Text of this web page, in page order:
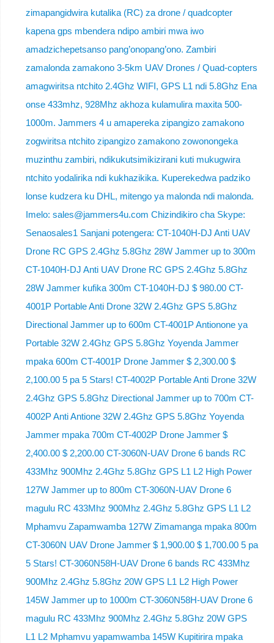
zimapangidwira kutalika (RC) za drone / quadcopter
kapena gps mbendera ndipo ambiri mwa iwo
amadzichepetsanso pang’onopang’ono. Zambiri
zamalonda zamakono 3-5km UAV Drones / Quad-copters
amagwiritsa ntchito 2.4Ghz WIFI, GPS L1 ndi 5.8Ghz Ena
onse 433mhz, 928Mhz akhoza kulamulira maxita 500-
1000m. Jammers 4 u amapereka zipangizo zamakono
zogwiritsa ntchito zipangizo zamakono zowonongeka
muzinthu zambiri, ndikukutsimikizirani kuti mukugwira
ntchito yodalirika ndi kukhazikika. Kuperekedwa padziko
lonse kudzera ku DHL, mitengo ya malonda ndi malonda.
Imelo: sales@jammers4u.com Chizindikiro cha Skype:
Senaosales1 Sanjani potengera: CT-1040H-DJ Anti UAV
Drone RC GPS 2.4Ghz 5.8Ghz 28W Jammer up to 300m
CT-1040H-DJ Anti UAV Drone RC GPS 2.4Ghz 5.8Ghz
28W Jammer kufika 300m CT-1040H-DJ $ 980.00 CT-
4001P Portable Anti Drone 32W 2.4Ghz GPS 5.8Ghz
Directional Jammer up to 600m CT-4001P Antionone ya
Portable 32W 2.4Ghz GPS 5.8Ghz Yoyenda Jammer
mpaka 600m CT-4001P Drone Jammer $ 2,300.00 $
2,100.00 5 pa 5 Stars! CT-4002P Portable Anti Drone 32W
2.4Ghz GPS 5.8Ghz Directional Jammer up to 700m CT-
4002P Anti Antione 32W 2.4Ghz GPS 5.8Ghz Yoyenda
Jammer mpaka 700m CT-4002P Drone Jammer $
2,400.00 $ 2,200.00 CT-3060N-UAV Drone 6 bands RC
433Mhz 900Mhz 2.4Ghz 5.8Ghz GPS L1 L2 High Power
127W Jammer up to 800m CT-3060N-UAV Drone 6
magulu RC 433Mhz 900Mhz 2.4Ghz 5.8Ghz GPS L1 L2
Mphamvu Zapamwamba 127W Zimamanga mpaka 800m
CT-3060N UAV Drone Jammer $ 1,900.00 $ 1,700.00 5 pa
5 Stars! CT-3060N58H-UAV Drone 6 bands RC 433Mhz
900Mhz 2.4Ghz 5.8Ghz 20W GPS L1 L2 High Power
145W Jammer up to 1000m CT-3060N58H-UAV Drone 6
magulu RC 433Mhz 900Mhz 2.4Ghz 5.8Ghz 20W GPS
L1 L2 Mphamvu yapamwamba 145W Kupitirira mpaka